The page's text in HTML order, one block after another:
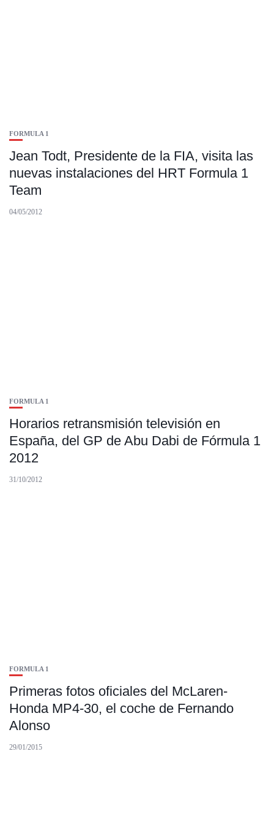
FORMULA 1
Jean Todt, Presidente de la FIA, visita las
nuevas instalaciones del HRT Formula 1
Team
04/05/2012
FORMULA 1
Horarios retransmisión televisión en
España, del GP de Abu Dabi de Fórmula 1
2012
31/10/2012
FORMULA 1
Primeras fotos oficiales del McLaren-
Honda MP4-30, el coche de Fernando
Alonso
29/01/2015